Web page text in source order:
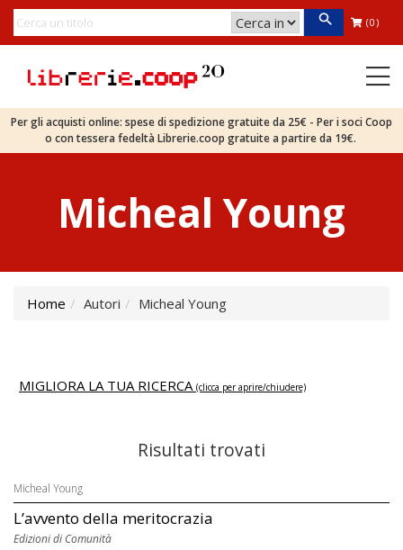
(0)
Per gli acquisti online: spese di spedizione gratuite da 25€ - Per i soci Coop
o con tessera fedeltà Librerie.coop gratuite a partire da 19€.
Micheal Young
Home Autori Micheal Young
MIGLIORA LA TUA RICERCA (clicca per aprire/chiudere)
Risultati trovati
Micheal Young
L’avvento della meritocrazia
Edizioni di Comunità